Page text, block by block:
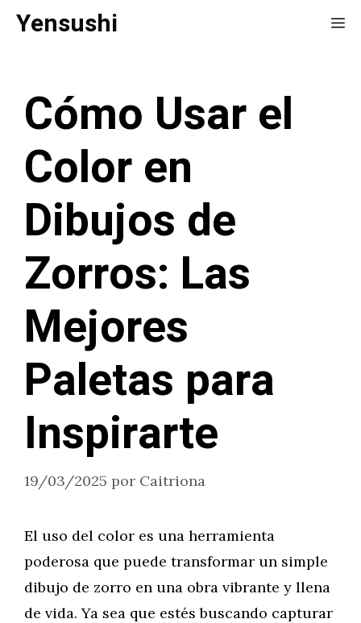
SaltarYensushi
Cómo Usar el
Color en
Dibujos de
Zorros: Las
Mejores
Paletas para
Inspirarte
19/03/2025 por Caitriona
El uso del color es una herramienta
poderosa que puede transformar un simple
dibujo de zorro en una obra vibrante y llena
de vida. Ya sea que estés buscando capturar